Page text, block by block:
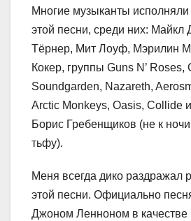
Многие музыканты исполняли
этой песни, среди них: Майкл
Тёрнер, Мит Лоуф, Мэрилин
Кокер, группы Guns N’ Roses,
Soundgarden, Nazareth,
Arctic Monkeys, Oasis, Collide
Борис Гребенщиков (не к
тьфу).
Меня всегда дико раздражал
этой песни. Официально
Джоном Ленноном в качестве